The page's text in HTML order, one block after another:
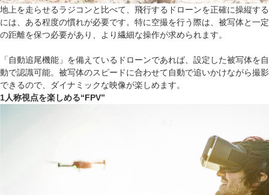
地上を走らせるラジコンと比べて、飛行するドローンを正確に操縦する
には、ある程度の慣れが必要です。特に空撮を行う際は、被写体と一定
の距離を保つ必要があり、より繊細な操作が求められます。
「自動追尾機能」を備えているドローンであれば、設定した被写体を自
動で認識可能。被写体のスピードに合わせて自動で追いかけながら撮影
できるので、ダイナミックな映像が楽しめます。
1人称視点を楽しめる“FPV”